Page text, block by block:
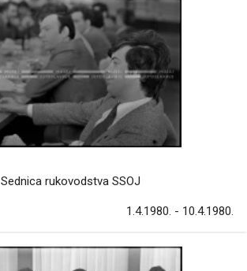
Sednica rukovodstva SSOJ
1.4.1980. - 10.4.1980.